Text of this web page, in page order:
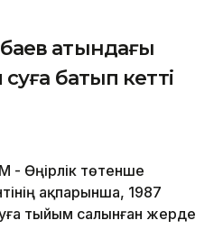
атындағы
батып кетті
- Өңірлік төтенше
ақпарынша, 1987
тыйым салынған жерде